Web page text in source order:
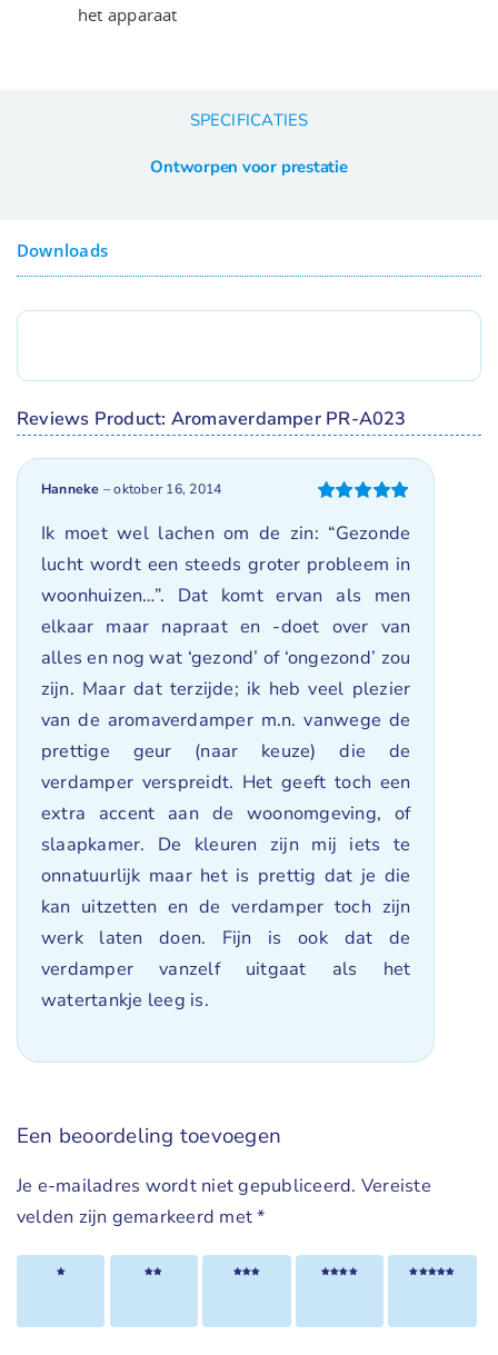
het apparaat
SPECIFICATIES
Ontworpen voor prestatie
Downloads
Reviews Product: Aromaverdamper PR-A023
5
uit 5
Hanneke – oktober 16, 2014
Ik moet wel lachen om de zin: “Gezonde
lucht wordt een steeds groter probleem in
woonhuizen…”. Dat komt ervan als men
elkaar maar napraat en -doet over van
alles en nog wat ‘gezond’ of ‘ongezond’ zou
zijn. Maar dat terzijde; ik heb veel plezier
van de aromaverdamper m.n. vanwege de
prettige geur (naar keuze) die de
verdamper verspreidt. Het geeft toch een
extra accent aan de woonomgeving, of
slaapkamer. De kleuren zijn mij iets te
onnatuurlijk maar het is prettig dat je die
kan uitzetten en de verdamper toch zijn
werk laten doen. Fijn is ook dat de
verdamper vanzelf uitgaat als het
watertankje leeg is.
Een beoordeling toevoegen
Je e-mailadres wordt niet gepubliceerd. Vereiste
velden zijn gemarkeerd met*
1 van 2 van 3 van 4 van 5 van